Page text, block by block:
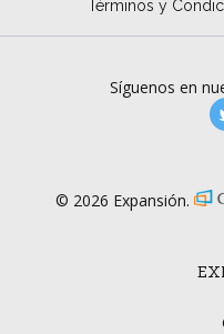
Términos y
Síguenos en
© 2026 Expansión.